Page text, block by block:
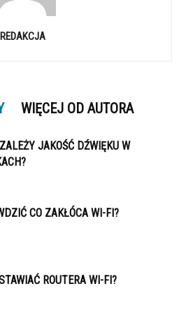
REDAKCJA
WIĘCEJ OD AUTORA
JAKOŚĆ DŹWIĘKU W
CO ZAKŁÓCA WI-FI?
ROUTERA WI-FI?